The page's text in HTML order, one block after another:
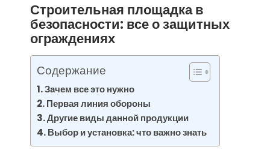
Строительная площадка в
безопасности: все о защитных
ограждениях
Содержание
Зачем все это нужно
Первая линия обороны
Другие виды данной продукции
Выбор и установка: что важно знать